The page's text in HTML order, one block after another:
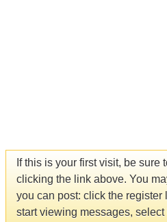
If this is your first visit, be sure
clicking the link above. You
you can post: click the register
start viewing messages,